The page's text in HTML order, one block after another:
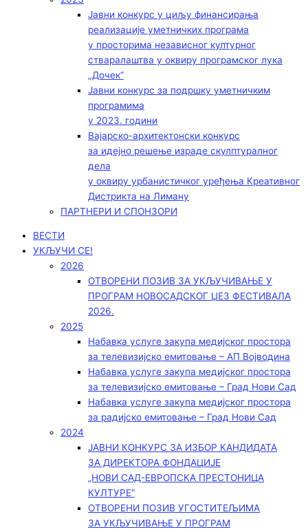
Јавни конкурс у циљу финансирања
реализације уметничких програма
у просторима независног културног
стваралаштва у оквиру програмског лука
„Дочек”
Јавни конкурс за подршку уметничким
програмима
у 2023. години
Вајарско-архитектонски конкурс
за идејно решење израде скулптуралног
дела
у оквиру урбанистичког уређења Креативног
Дистрикта на Лиману
ПАРТНЕРИ И СПОНЗОРИ
ВЕСТИ
УКЉУЧИ СЕ!
2026
ОТВОРЕНИ ПОЗИВ ЗА УКЉУЧИВАЊЕ У
ПРОГРАМ НОВОСАДСКОГ ЏЕЗ ФЕСТИВАЛА
2026.
2025
Набавка услуге закупа медијског простора
за телевизијско емитовање – АП Војводинa
Набавка услуге закупа медијског простора
за телевизијско емитовање – Град Нови Сад
Набавка услуге закупа медијског простора
за радијско емитовање – Град Нови Сад
2024
ЈАВНИ КОНКУРС ЗА ИЗБОР КАНДИДАТА
ЗА ДИРЕКТОРА ФОНДАЦИЈЕ
„НОВИ САД-ЕВРОПСКА ПРЕСТОНИЦА
КУЛТУРЕ“
ОТВОРЕНИ ПОЗИВ УГОСТИТЕЉИМА
ЗА УКЉУЧИВАЊЕ У ПРОГРАМ